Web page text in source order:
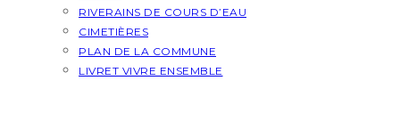
RIVERAINS DE COURS D’EAU
CIMETIÈRES
PLAN DE LA COMMUNE
LIVRET VIVRE ENSEMBLE